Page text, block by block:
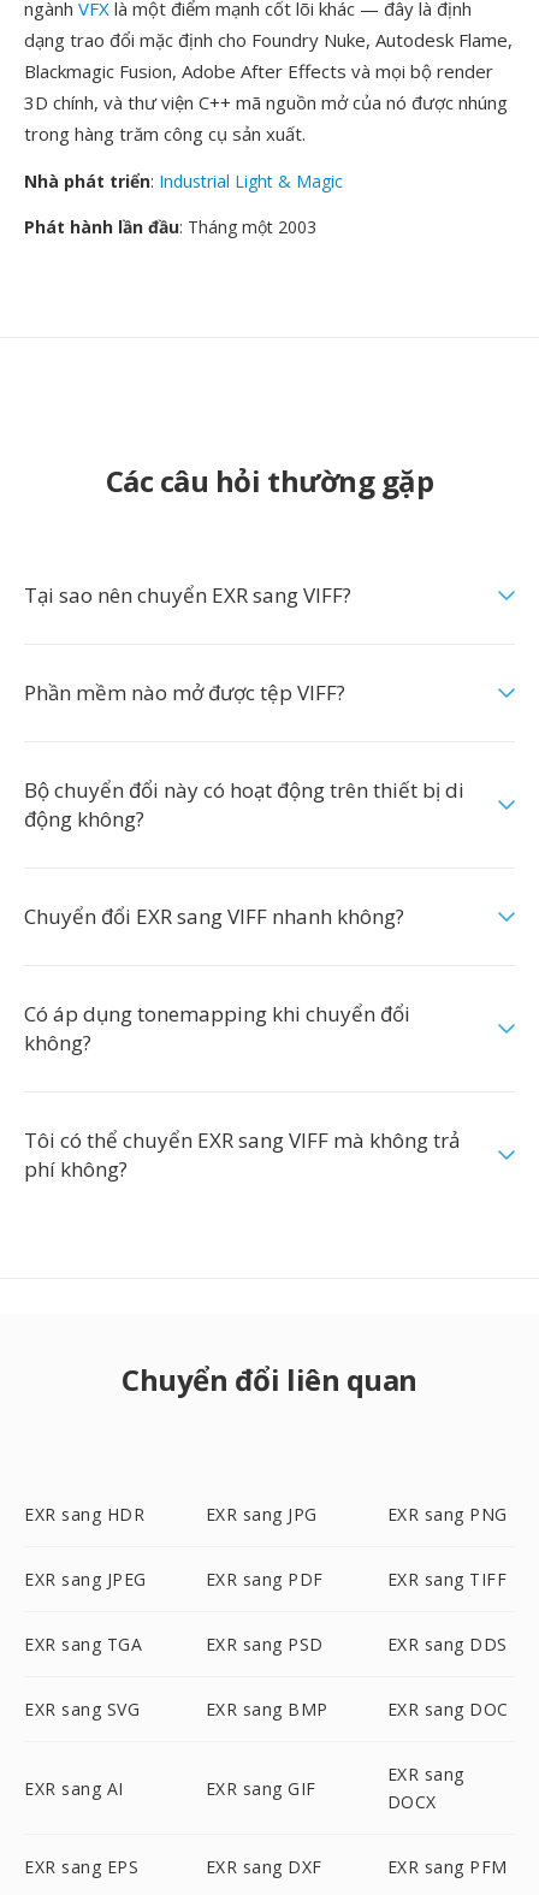
ngành VFX là một điểm mạnh cốt lõi khác — đây là định
dạng trao đổi mặc định cho Foundry Nuke, Autodesk Flame,
Blackmagic Fusion, Adobe After Effects và mọi bộ render
3D chính, và thư viện C++ mã nguồn mở của nó được nhúng
trong hàng trăm công cụ sản xuất.
Nhà phát triển: Industrial Light & Magic
Phát hành lần đầu: Tháng một 2003
Các câu hỏi thường gặp
Tại sao nên chuyển EXR sang VIFF?
Phần mềm nào mở được tệp VIFF?
Bộ chuyển đổi này có hoạt động trên thiết bị di
động không?
Chuyển đổi EXR sang VIFF nhanh không?
Có áp dụng tonemapping khi chuyển đổi
không?
Tôi có thể chuyển EXR sang VIFF mà không trả
phí không?
Chuyển đổi liên quan
EXR sang HDR EXR sang JPG EXR sang PNG
EXR sang JPEG EXR sang PDF EXR sang TIFF
EXR sang TGA EXR sang PSD EXR sang DDS
EXR sang SVG EXR sang BMP EXR sang DOC
EXR sang AI EXR sang GIF
EXR sang
DOCX
EXR sang EPS EXR sang DXF EXR sang PFM